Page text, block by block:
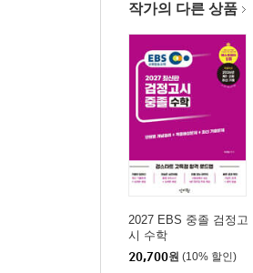
작가의 다른 상품
2027 EBS 중졸 검정고
시 수학
20,700원 (10% 할인)